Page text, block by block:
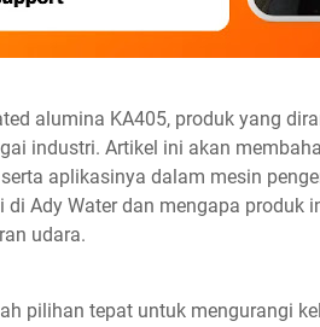
alumina KA405, produk yang
industri. Artikel ini akan
aplikasinya dalam mesin
Ady Water dan mengapa produk
udara.
pilihan tepat untuk mengurangi